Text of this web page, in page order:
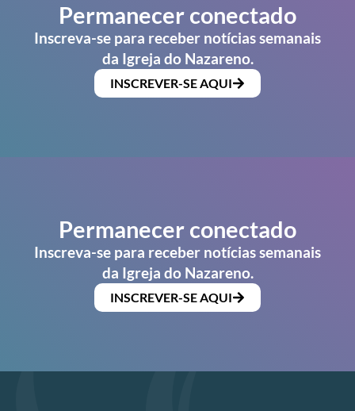
Permanecer conectado
Inscreva-se para receber notícias semanais
da Igreja do Nazareno.
INSCREVER-SE AQUI
Permanecer conectado
Inscreva-se para receber notícias semanais
da Igreja do Nazareno.
INSCREVER-SE AQUI